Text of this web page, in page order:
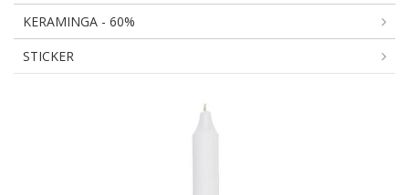
KERAMINGA - 60%
STICKER